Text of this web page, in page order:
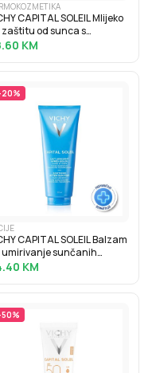
CAPITAL SOLEIL Mlijeko
zaštitu od sunca s
hijaluronskom
KM
20%
CAPITAL SOLEIL Balzam
umirivanje sunčanih
100 ml
KM
50%